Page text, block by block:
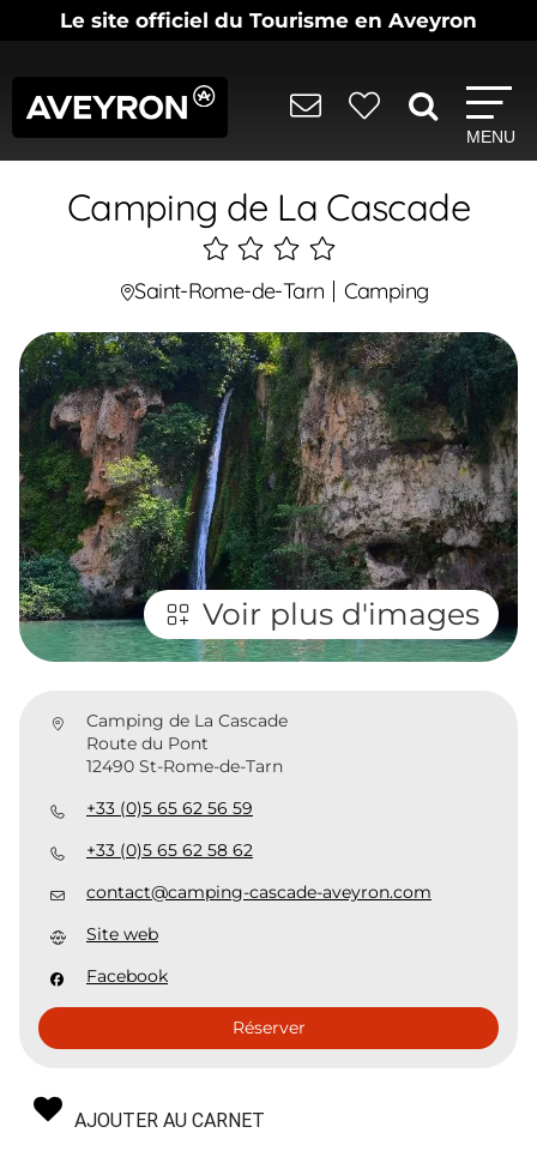
Le site officiel du Tourisme en Aveyron
MENU
Camping de La Cascade
4
étoiles
Saint-Rome-de-Tarn Camping
Voir plus d'images
Camping de La Cascade
Route du Pont
12490 St-Rome-de-Tarn
+33 (0)5 65 62 56 59
+33 (0)5 65 62 58 62
contact@camping-cascade-aveyron.com
Site web
Facebook
Réserver
AJOUTER AU CARNET